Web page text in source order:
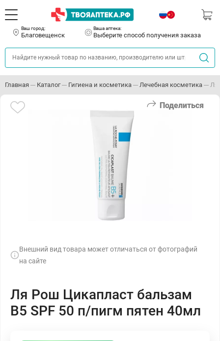
Ваш город:
Благовещенск
Ваша аптека:
Выберите способ получения заказа
Главная Каталог Гигиена и косметика Лечебная косметика Ля
Поделиться
Внешний вид товара может отличаться от фотографий
на сайте
Ля Рош Цикапласт бальзам
В5 SPF 50 п/пигм пятен 40мл